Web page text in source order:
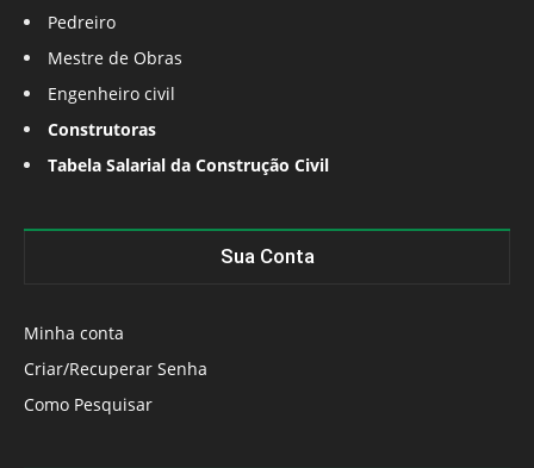
Pedreiro
Mestre de Obras
Engenheiro civil
Construtoras
Tabela Salarial da Construção Civil
Sua Conta
Minha conta
Criar/Recuperar Senha
Como Pesquisar